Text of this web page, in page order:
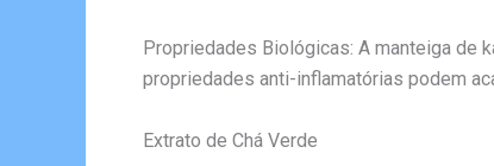
Propriedades Biológicas: A manteiga de
propriedades anti-inflamatórias podem
Extrato de Chá Verde